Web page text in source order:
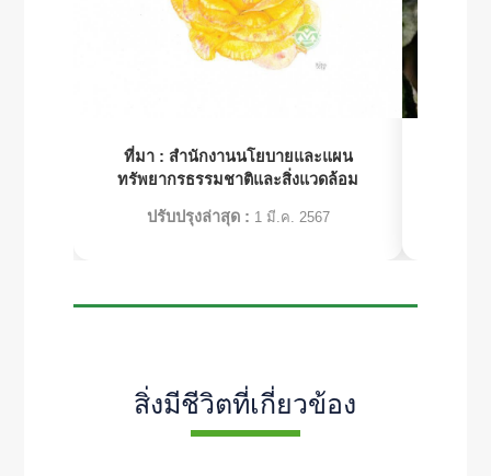
ที่มา : สำนักงานนโยบายและแผน
ทรัพยากรธรรมชาติและสิ่งแวดล้อม
ปรับปรุงล่าสุด : 1 มี.ค. 2567
สิ่งมีชีวิตที่เกี่ยวข้อง